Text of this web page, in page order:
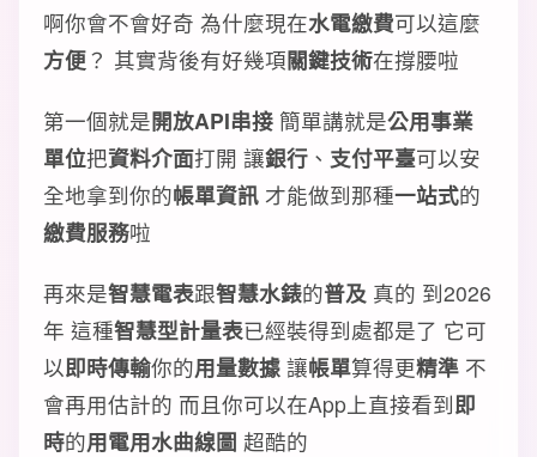
啊你會不會好奇 為什麼現在水電繳費可以這麼
方便？ 其實背後有好幾項關鍵技術在撐腰啦
第一個就是開放API串接 簡單講就是公用事業
單位把資料介面打開 讓銀行 、 支付平臺可以安
全地拿到你的帳單資訊 才能做到那種一站式的
繳費服務啦
再來是智慧電表跟智慧水錶的普及 真的 到2026
年 這種智慧型計量表已經裝得到處都是了 它可
以即時傳輸你的用量數據 讓帳單算得更精準 不
會再用估計的 而且你可以在App上直接看到即
時的用電用水曲線圖 超酷的